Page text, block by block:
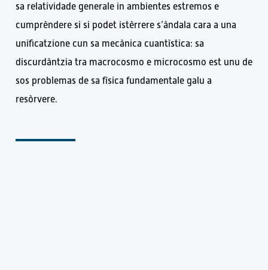
sa relatividade generale in ambientes estremos e
cumprèndere si si podet istèrrere s’àndala cara a una
unificatzione cun sa mecànica cuantìstica: sa
discurdàntzia tra macrocosmo e microcosmo est unu de
sos problemas de sa fìsica fundamentale galu a
resòrvere.